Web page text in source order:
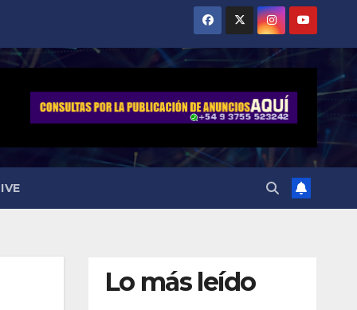
Lo más leído